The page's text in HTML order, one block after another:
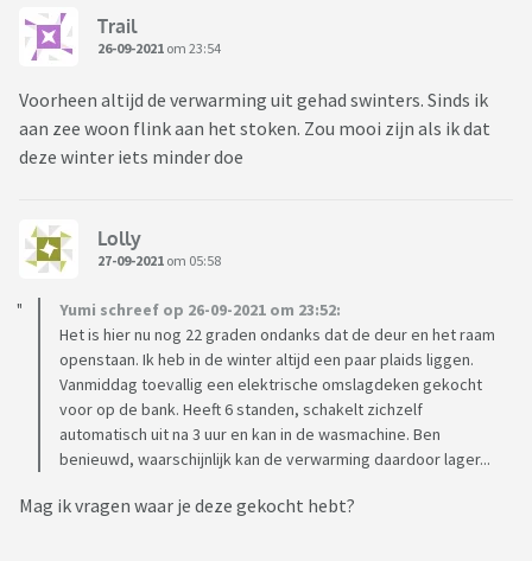
Trail
26-09-2021 om 23:54
Voorheen altijd de verwarming uit gehad swinters. Sinds ik
aan zee woon flink aan het stoken. Zou mooi zijn als ik dat
deze winter iets minder doe
Lolly
27-09-2021 om 05:58
Yumi schreef op 26-09-2021 om 23:52:
Het is hier nu nog 22 graden ondanks dat de deur en het raam
openstaan. Ik heb in de winter altijd een paar plaids liggen.
Vanmiddag toevallig een elektrische omslagdeken gekocht
voor op de bank. Heeft 6 standen, schakelt zichzelf
automatisch uit na 3 uur en kan in de wasmachine. Ben
benieuwd, waarschijnlijk kan de verwarming daardoor lager...
Mag ik vragen waar je deze gekocht hebt?